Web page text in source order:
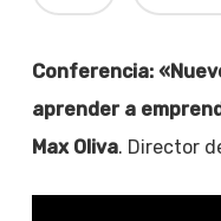
Conferencia:
aprender a
Max Oliva. Director